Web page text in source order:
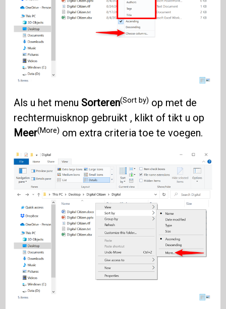
Als u het menu Sorteren(Sort by) op met de
rechtermuisknop gebruikt , klikt of tikt u op
Meer(More) om extra criteria toe te voegen.